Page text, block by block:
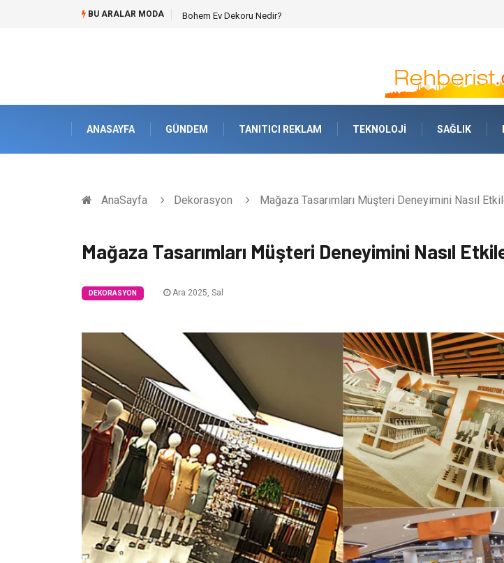
BU ARALAR MODA Bohem Ev Dekoru Nedir?
ANASAYFA GÜNDEM TANITICI REKLAM TEKNOLOJI SAĞLIK
AnaSayfa Dekorasyon Mağaza Tasarımları Müşteri Deneyimini Nasıl
Mağaza Tasarımları Müşteri Deneyimini Nasıl
DEKORASYON Ara 2025, Sal